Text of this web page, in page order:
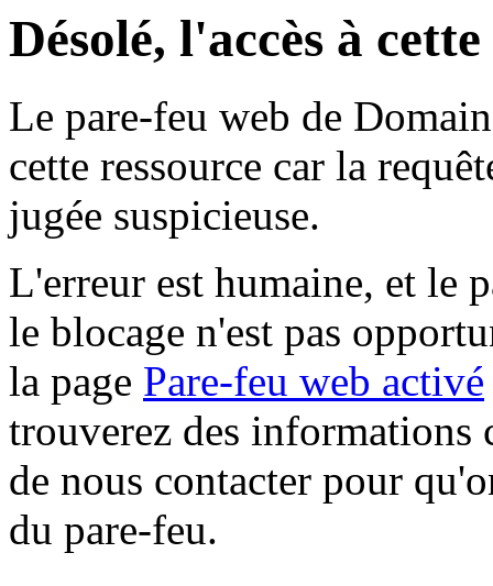
Désolé, l'accès à
Le pare-feu web de
cette ressource car la
jugée suspicieuse.
L'erreur est humaine, et le
le blocage n'est pas
la page Pare-feu web activé
trouverez des informations
de nous contacter pour
du pare-feu.